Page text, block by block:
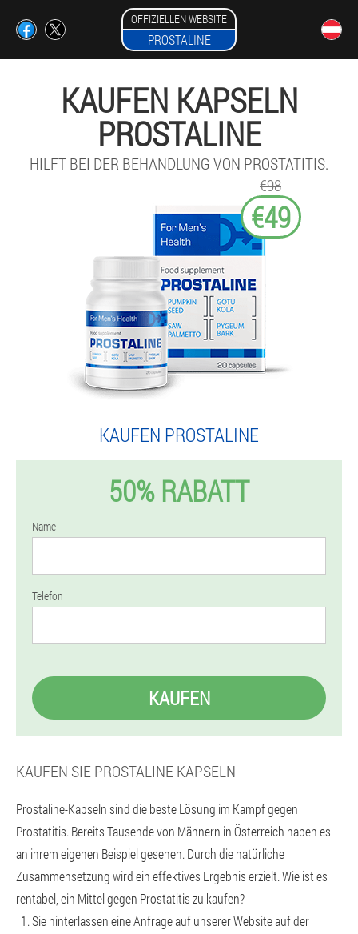
OFFIZIELLEN WEBSITE
PROSTALINE
KAUFEN KAPSELN
PROSTALINE
HILFT BEI DER BEHANDLUNG VON PROSTATITIS.
€98
€49
KAUFEN PROSTALINE
50% RABATT
Name
Telefon
KAUFEN
KAUFEN SIE PROSTALINE KAPSELN
Prostaline-Kapseln sind die beste Lösung im Kampf gegen
Prostatitis. Bereits Tausende von Männern in Österreich haben es
an ihrem eigenen Beispiel gesehen. Durch die natürliche
Zusammensetzung wird ein effektives Ergebnis erzielt. Wie ist es
rentabel, ein Mittel gegen Prostatitis zu kaufen?
Sie hinterlassen eine Anfrage auf unserer Website auf der